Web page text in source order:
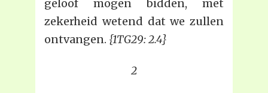
geloof mogen bidden, met
zekerheid wetend dat we zullen
ontvangen. {1TG29: 2.4}
2